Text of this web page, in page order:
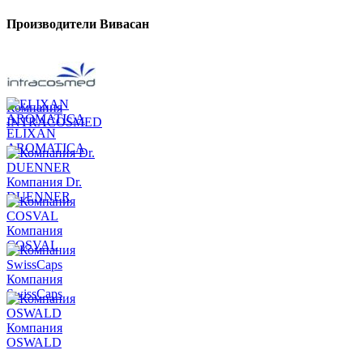
Производители Вивасан
Компания
INTRACOSMED
ELIXAN
AROMATICA
Компания Dr.
DUENNER
Компания
COSVAL
Компания
SwissCaps
Компания
OSWALD